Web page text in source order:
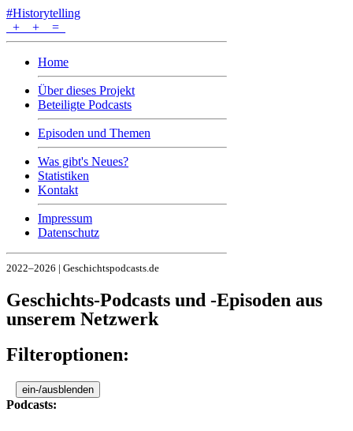
#Historytelling
+
+ =
Home
Über dieses Projekt
Beteiligte Podcasts
Episoden und Themen
Was gibt's Neues?
Statistiken
Kontakt
Impressum
Datenschutz
2022–2026 | Geschichtspodcasts.de
Geschichts-Podcasts und -Episoden aus
unserem Netzwerk
Filteroptionen:
ein-/ausblenden
Podcasts: